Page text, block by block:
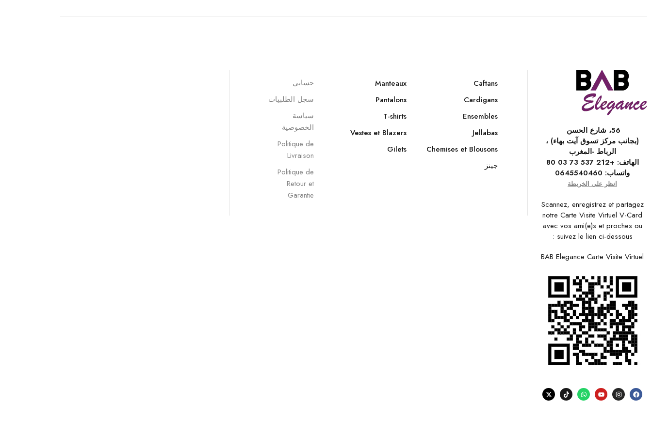
56، شارع الحسن
(بجانب مركز تسوق آيت بهاء) ،
الرباط -المغرب
الهاتف: +212 537 73 03 80
واتساب: 0645540460
انظر على الخريطة
Scannez, enregistrez et partagez
notre Carte Visite Virtuel V-Card
avec vos ami(e)s et proches ou
suivez le lien ci-dessous :
BAB Elegance Carte Visite Virtuel
Caftans
Cardigans
Ensembles
Jellabas
Chemises et Blousons
جينز
Manteaux
Pantalons
T-shirts
Vestes et Blazers
Gilets
حسابي
سجل الطلبيات
سياسة
الخصوصية
Politique de
Livraison
Politique de
Retour et
Garantie